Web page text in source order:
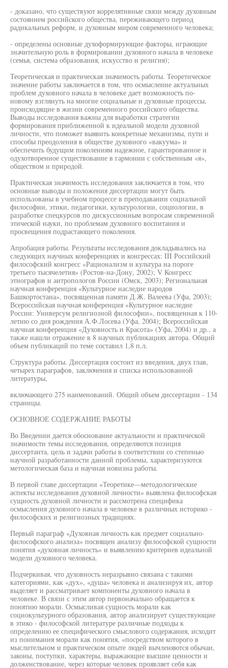
- доказано, что существуют коррелятивные связи между духовным
состоянием российского общества, переживающего период
радикальных реформ, и духовным миром современного человека;
- определены основные духоформирующие факторы, играющие
значительную роль в формировании духовного начала в человеке
(семья, система образования, искусство и религия);
Теоретическая и практическая значимость работы. Теоретическое
значение работы заключается в том, что осмысление актуальных
проблем духовного начала в человеке дает возможность по-
новому взглянуть на многие социальные и духовные процессы,
происходящие в жизни современного российского общества.
Выводы исследования важны для выработки стратегии
формирования приближенной к идеальной модели духовной
личности, что поможет выявить конкретные механизмы, пути и
способы преодоления в обществе духовного «вакуума» и
обеспечить будущим поколениям надежное, гарантированное и
одухотворенное существование в гармонии с собственным «я»,
обществом и природой.
Практическая значимость исследования заключается в том, что
основные выводы и положения диссертации могут быть
использованы в учебном процессе в преподавании социальной
философии, этики, педагогики, культурологии, социологии, в
разработке спецкурсов по дискуссионным вопросам современной
этической науки, по проблемам духовного воспитания и
просвещения подрастающего поколения.
Апробация работы. Результаты исследования докладывались на
следующих научных конференциях и конгрессах: III Российский
философский конгресс «Рационализм и культура на пороге
третьего тысячелетия» (Ростов-на-Дону, 2002); V Конгресс
этнографов и антропологов России (Омск, 2003); Региональная
научная конференция «Культурное наследие народов
Башкортостана», посвященная памяти Д.Ж. Валеева (Уфа, 2003);
Всероссийская научная конференция «Культурное наследие
России: Универсум религиозной философии», посвященная к 110-
летию со дня рождения А.Ф.Лосева (Уфа, 2004); Всероссийская
научная конференция «Духовность и Красота» (Уфа, 2004) и др., а
также нашли отражение в 8 научных публикациях автора. Общий
объем публикаций по теме составил 1,8 п.л.
Структура работы. Диссертация состоит из введения, двух глав,
четырех параграфов, заключения и списка использованной
литературы,
включающего 275 наименований. Общий объем диссертации - 134
страницы.
ОСНОВНОЕ СОДЕРЖАНИЕ РАБОТЫ
Во Введении дается обоснование актуальности и практической
значимости темы исследования, определяются позиция
диссертанта, цель и задачи работы в соответствии со степенью
научной разработанности данной проблемы, характеризуются
метологическая база и научная новизна работы.
В первой главе диссертации «Теоретике—методологические
аспекты исследования духовной личности» выявлена философская
сущность духовной личности и рассмотрена специфика
осмысления духовного начала в человеке в различных историко -
философских и религиозных традициях.
Первый параграф «Духовная личность как предмет социально-
философского анализа» посвящен анализу философской сущности
понятия «духовная личность» и выявлению критериев идеальной
модели духовного человека.
Подчеркивая, что духовность неразрывно связана с такими
категориями, как «дух», «душа» человека и анализируя их, автор
выделяет и рассматривает компоненты духовного начала в
человеке. В связи с этим автор первоначально обращается к
понятию морали. Осмысливая сущность морали как
социокультурного образования, автор анализирует существующие
в этико - философской литературе различные подходы к
определению ее специфического смыслового содержания, исходит
из понимания морали как понятия, «посредством которого в
мыслительном и практическом опыте людей вычленяются обычаи,
законы, поступки, характеры, выражающие высшие ценности и
долженствование, через которые человек проявляет себя как